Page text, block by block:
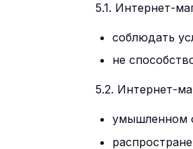
5.1. Интернет-
соблюдать
не
5.2. Интернет-
умышленном